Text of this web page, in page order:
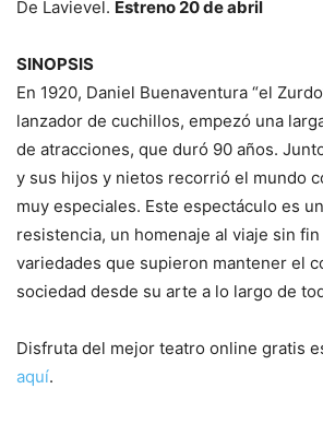
De Lavievel. Estreno 20 de abril
SINOPSIS
En 1920, Daniel Buenaventura “el
lanzador de cuchillos, empezó una
de atracciones, que duró 90 años.
y sus hijos y nietos recorrió el mundo
muy especiales. Este espectáculo es
resistencia, un homenaje al viaje sin
variedades que supieron mantener el
sociedad desde su arte a lo largo de
Disfruta del mejor teatro online gratis
aquí.